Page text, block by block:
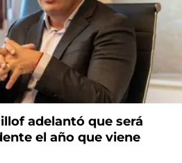
adelantó que será
el año que viene